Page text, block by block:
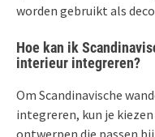
worden gebruikt als
Hoe kan ik
interieur integreren?
Om Scandinavische
integreren, kun je
ontwerpen die passen